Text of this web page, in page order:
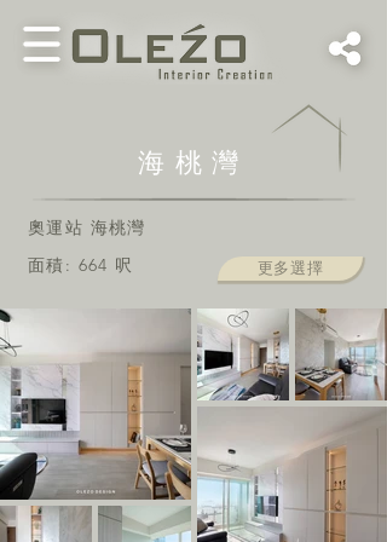
海桃灣
奧運站 海桃灣
面積: 664 呎 更多選擇